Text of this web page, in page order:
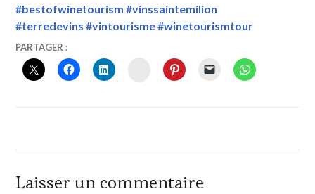
#bestofwinetourism #vinssaintemilion
#terredevins #vintourisme #winetourismtour
12
MAI
2022
VINTOURISME
-
CHÂTEAU
BOUSCAUT
-
PARTAGER :
INSTAGRAM
Laisser un commentaire